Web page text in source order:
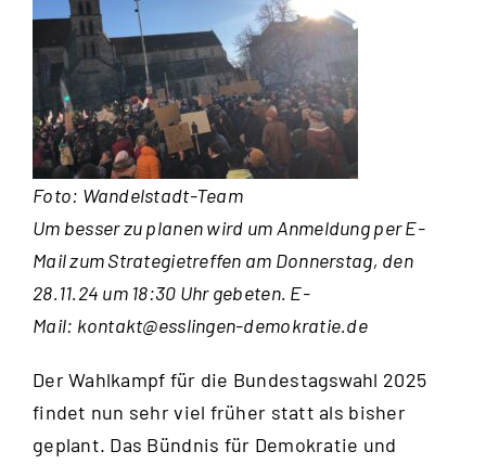
Foto: Wandelstadt-Team
Um besser zu planen wird um Anmeldung per E-
Mail zum Strategietreffen am Donnerstag, den
28.11.24 um 18:30 Uhr gebeten. E-
Mail: kontakt@esslingen-demokratie.de
Der Wahlkampf für die Bundestagswahl 2025
findet nun sehr viel früher statt als bisher
geplant. Das Bündnis für Demokratie und